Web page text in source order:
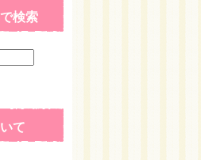
検索
て